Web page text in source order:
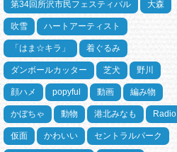
第34回所沢市民フェスティバル 大森
吹雪 ハートアーティスト
「はま☆キラ」 着ぐるみ
ダンボールカッター 芝犬 野川
顔ハメ popyful 動画 編み物
かぼちゃ 動物 港北みなも Radio
仮面 かわいい セントラルパーク